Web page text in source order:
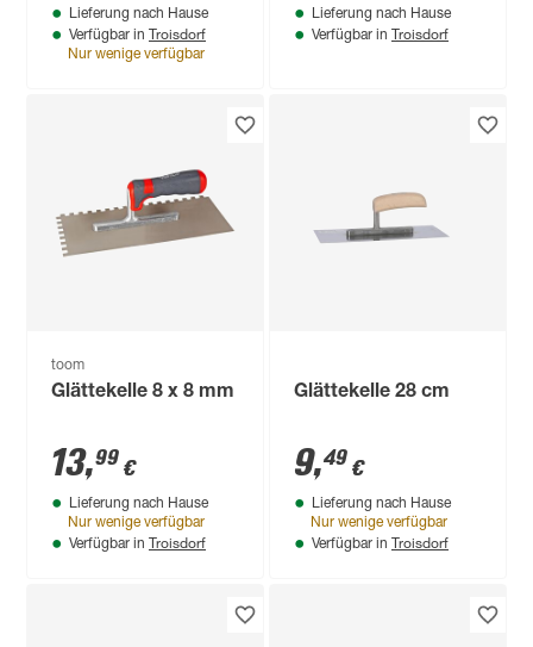
Lieferung nach Hause
Verfügbar in Troisdorf
Nur wenige verfügbar
Lieferung nach Hause
Verfügbar in Troisdorf
toom
Glättekelle 8 x 8 mm
13,99 €
Lieferung nach Hause
Nur wenige verfügbar
Verfügbar in Troisdorf
Glättekelle 28 cm
9,49 €
Lieferung nach Hause
Nur wenige verfügbar
Verfügbar in Troisdorf